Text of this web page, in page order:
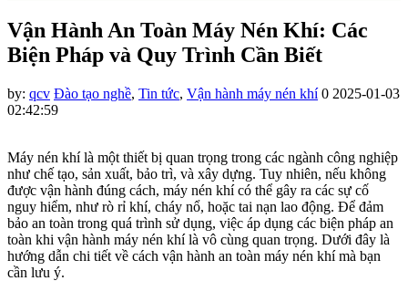
Vận Hành An Toàn Máy Nén Khí: Các
Biện Pháp và Quy Trình Cần Biết
by: qcv Đào tạo nghề, Tin tức, Vận hành máy nén khí 0 2025-01-03
02:42:59
Máy nén khí là một thiết bị quan trọng trong các ngành công nghiệp
như chế tạo, sản xuất, bảo trì, và xây dựng. Tuy nhiên, nếu không
được vận hành đúng cách, máy nén khí có thể gây ra các sự cố
nguy hiểm, như rò rỉ khí, cháy nổ, hoặc tai nạn lao động. Để đảm
bảo an toàn trong quá trình sử dụng, việc áp dụng các biện pháp an
toàn khi vận hành máy nén khí là vô cùng quan trọng. Dưới đây là
hướng dẫn chi tiết về cách vận hành an toàn máy nén khí mà bạn
cần lưu ý.